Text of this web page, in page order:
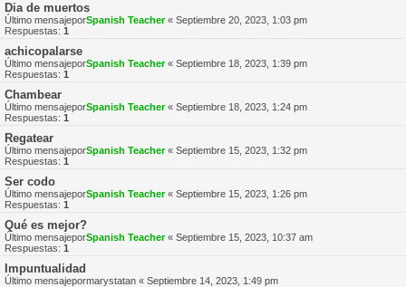
Dia de muertos
Último mensajeporSpanish Teacher« Septiembre 20, 2023, 1:03 pm
Respuestas: 1
achicopalarse
Último mensajeporSpanish Teacher« Septiembre 18, 2023, 1:39 pm
Respuestas: 1
Chambear
Último mensajeporSpanish Teacher« Septiembre 18, 2023, 1:24 pm
Respuestas: 1
Regatear
Último mensajeporSpanish Teacher« Septiembre 15, 2023, 1:32 pm
Respuestas: 1
Ser codo
Último mensajeporSpanish Teacher« Septiembre 15, 2023, 1:26 pm
Respuestas: 1
Qué es mejor?
Último mensajeporSpanish Teacher« Septiembre 15, 2023, 10:37 am
Respuestas: 1
Impuntualidad
Último mensajepormarystatan « Septiembre 14, 2023, 1:49 pm